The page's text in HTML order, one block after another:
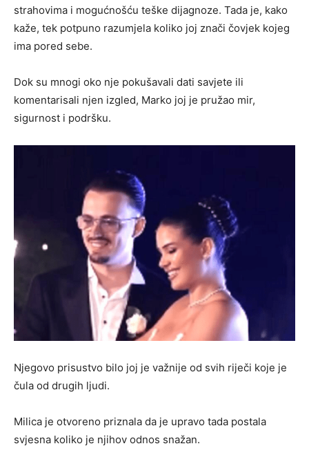
strahovima i mogućnošću teške dijagnoze. Tada je, kako
kaže, tek potpuno razumjela koliko joj znači čovjek kojeg
ima pored sebe.
Dok su mnogi oko nje pokušavali dati savjete ili
komentarisali njen izgled, Marko joj je pružao mir,
sigurnost i podršku.
Njegovo prisustvo bilo joj je važnije od svih riječi koje je
čula od drugih ljudi.
Milica je otvoreno priznala da je upravo tada postala
svjesna koliko je njihov odnos snažan.